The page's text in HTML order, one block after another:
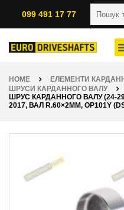
099 491 17 77
HOME
ЕЛЕМЕНТИ
ШРУСИ КАРДАННОГО ВАЛУ
ШРУС КАРДАННОГО ВАЛУ (24-29-
2017, ВАЛ R.60×2ММ, OP101Y